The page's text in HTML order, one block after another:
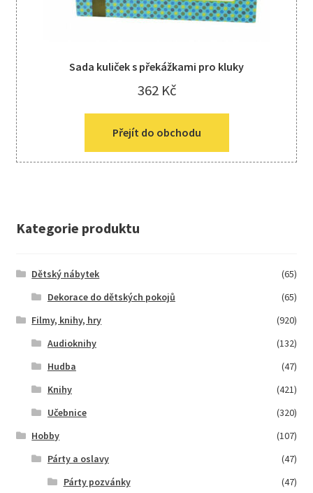
Sada kuliček s překážkami pro kluky
362 Kč
Přejít do obchodu
Kategorie produktu
Dětský nábytek
(65)
Dekorace do dětských pokojů
(65)
Filmy, knihy, hry
(920)
Audioknihy
(132)
Hudba
(47)
Knihy
(421)
Učebnice
(320)
Hobby
(107)
Párty a oslavy
(47)
Párty pozvánky
(47)